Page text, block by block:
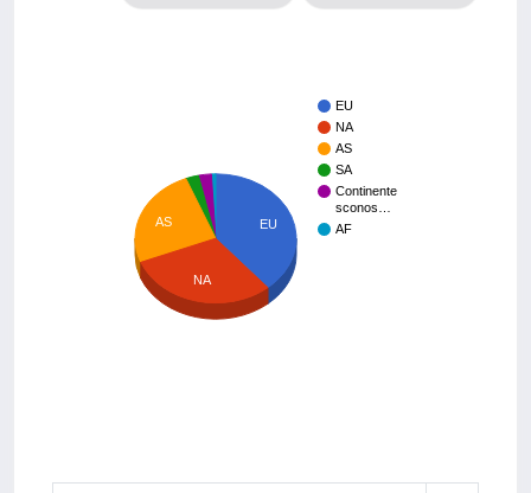
EU
NA
AS
SA
Continente
sconos…
AF
EU
AS
NA